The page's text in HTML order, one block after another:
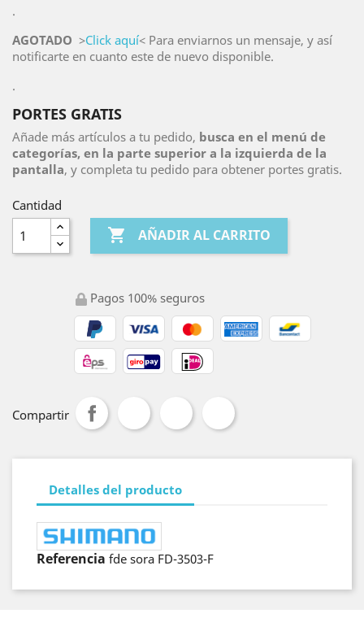
.
AGOTADO >Click aquí< Para enviarnos un mensaje, y así
notificarte en cuanto este de nuevo disponible.
.
PORTES GRATIS
Añade más artículos a tu pedido, busca en el menú de
categorías, en la parte superior a la izquierda de la
pantalla, y completa tu pedido para obtener portes gratis.
Cantidad
 AÑADIR AL CARRITO
Pagos 100% seguros
Compartir
Detalles del producto
Referencia fde sora FD-3503-F